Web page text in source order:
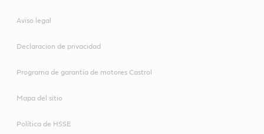
Aviso legal
Declaracion de privacidad
Programa de garantía de motores Castrol
Mapa del sitio
Política de HSSE